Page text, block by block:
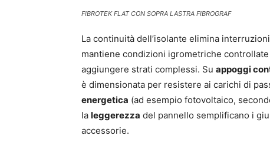
FIBROTEK FLAT CON SOPRA LASTRA FIBROGRAF
La continuità dell’isolante elimina
mantiene condizioni igrometriche
aggiungere strati complessi. Su appoggi
è dimensionata per resistere ai carichi di
energetica (ad esempio fotovoltaico,
la leggerezza del pannello semplificano i
accessorie.